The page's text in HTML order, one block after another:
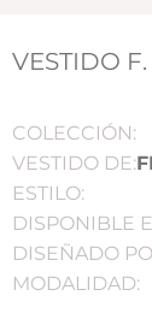
VESTIDO
COLECCIÓN:
VESTIDO DE:
ESTILO:
DISPONIBLE
DISEÑADO
MODALIDAD: